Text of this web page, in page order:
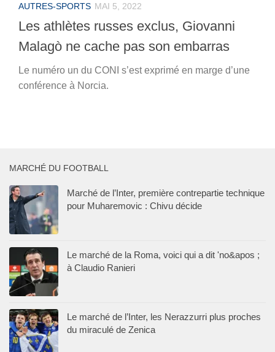
AUTRES-SPORTS MAI 5, 2022
Les athlètes russes exclus, Giovanni
Malagò ne cache pas son embarras
Le numéro un du CONI s’est exprimé en marge d’une
conférence à Norcia.
MARCHÉ DU FOOTBALL
Marché de l’Inter, première contrepartie technique
pour Muharemovic : Chivu décide
Le marché de la Roma, voici qui a dit 'no&apos ;
à Claudio Ranieri
Le marché de l’Inter, les Nerazzurri plus proches
du miraculé de Zenica